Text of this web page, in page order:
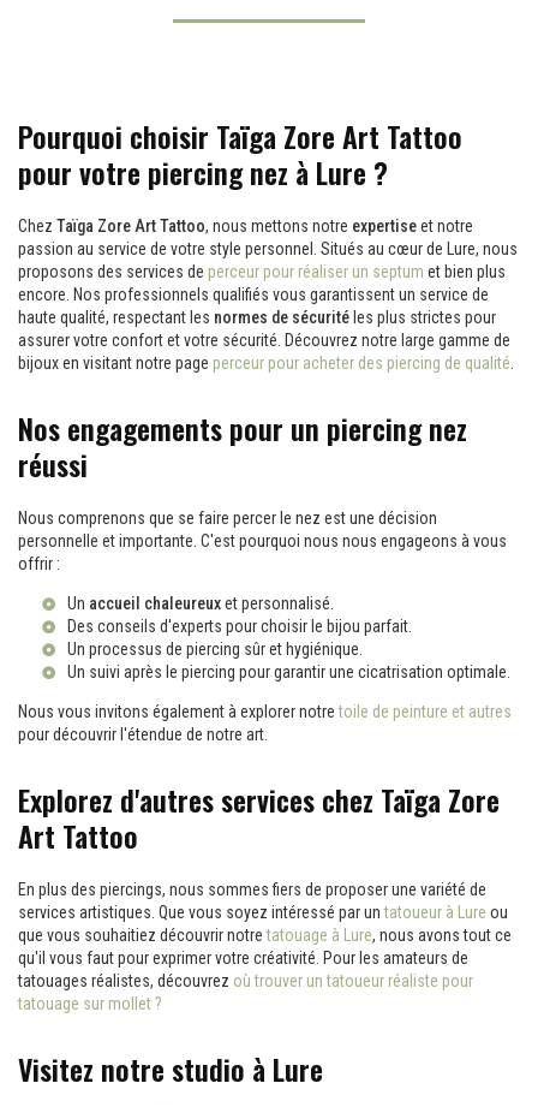
Pourquoi choisir Taïga Zore Art Tattoo
pour votre piercing nez à Lure ?
Chez Taïga Zore Art Tattoo, nous mettons notre expertiseet notre
passion au service de votre style personnel. Situés au cœur de Lure, nous
proposons des services de perceur pour réaliser un septum et bien plus
encore. Nos professionnels qualifiés vous garantissent un service de
haute qualité, respectant les normes de sécurité les plus strictes pour
assurer votre confort et votre sécurité. Découvrez notre large gamme de
bijoux en visitant notre page perceur pour acheter des piercing de qualité
Nos engagements pour un piercing nez
réussi
Nous comprenons que se faire percer le nez est une décision
personnelle et importante. C'est pourquoi nous nous engageons à vous
offrir :
Un accueil chaleureuxet personnalisé.
Des conseils d'experts pour choisir le bijou parfait.
Un processus de piercing sûr et hygiénique.
Un suivi après le piercing pour garantir une cicatrisation optimale.
Nous vous invitons également à explorer notretoile de peinture et autres
pour découvrir l'étendue de notre art.
Explorez d'autres services chez Taïga Zore
Art Tattoo
En plus des piercings, nous sommes fiers de proposer une variété de
services artistiques. Que vous soyez intéressé par untatoueur à Lure ou
que vous souhaitiez découvrir notretatouage à Lure, nous avons tout ce
qu'il vous faut pour exprimer votre créativité. Pour les amateurs de
tatouages réalistes, découvrez où trouver un tatoueur réaliste pour
tatouage sur mollet ?
Visitez notre studio à Lure